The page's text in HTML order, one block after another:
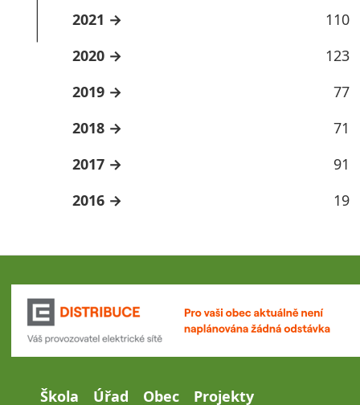
2021
110
2020
123
2019
77
2018
71
2017
91
2016
19
Škola Úřad Obec
Projekty